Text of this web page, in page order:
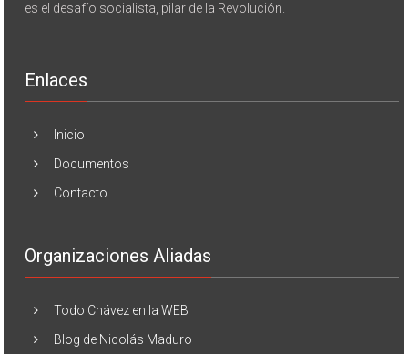
es el desafío socialista, pilar de la Revolución.
Enlaces
Inicio
Documentos
Contacto
Organizaciones Aliadas
Todo Chávez en la WEB
Blog de Nicolás Maduro